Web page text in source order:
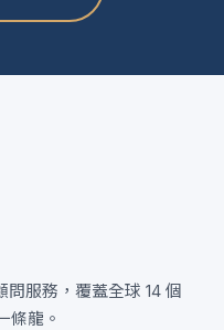
服務，覆蓋全球 14 個
條龍。